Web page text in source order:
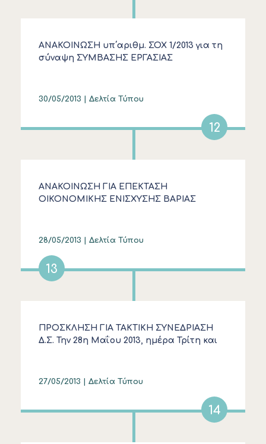
ΑΝΑΚΟΙΝΩΣΗ υπ΄αριθμ. ΣΟΧ 1/2013 για τη
σύναψη ΣΥΜΒΑΣΗΣ ΕΡΓΑΣΙΑΣ
30/05/2013 | Δελτία Τύπου
12
ΑΝΑΚΟΙΝΩΣΗ ΓΙΑ ΕΠΕΚΤΑΣΗ
ΟΙΚΟΝΟΜΙΚΗΣ ΕΝΙΣΧΥΣΗΣ ΒΑΡΙΑΣ
28/05/2013 | Δελτία Τύπου
13
ΠΡΟΣΚΛΗΣΗ ΓΙΑ ΤΑΚΤΙΚΗ ΣΥΝΕΔΡΙΑΣΗ
Δ.Σ. Την 28η Μαΐου 2013, ημέρα Τρίτη και
27/05/2013 | Δελτία Τύπου
14